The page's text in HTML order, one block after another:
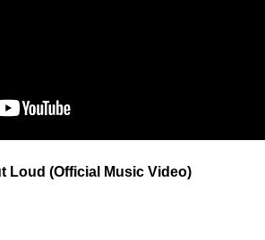
Loud (Official Music Video)